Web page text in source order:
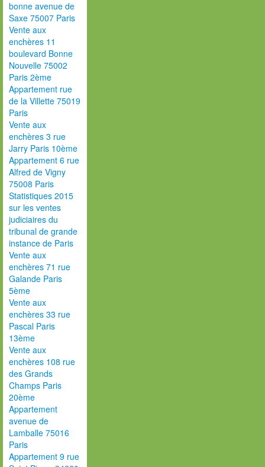
bonne avenue de
Saxe 75007 Paris
Vente aux
enchères 11
boulevard Bonne
Nouvelle 75002
Paris 2ème
Appartement rue
de la Villette 75019
Paris
Vente aux
enchères 3 rue
Jarry Paris 10ème
Appartement 6 rue
Alfred de Vigny
75008 Paris
Statistiques 2015
sur les ventes
judiciaires du
tribunal de grande
instance de Paris
Vente aux
enchères 71 rue
Galande Paris
5ème
Vente aux
enchères 33 rue
Pascal Paris
13ème
Vente aux
enchères 108 rue
des Grands
Champs Paris
20ème
Appartement
avenue de
Lamballe 75016
Paris
Appartement 9 rue